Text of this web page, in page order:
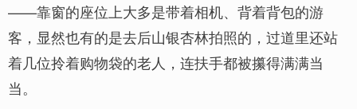
——靠窗的座位上大多是带着相机、背着背包的游
客，显然也有的是去后山银杏林拍照的，过道里还站
着几位拎着购物袋的老人，连扶手都被攥得满满当
当。